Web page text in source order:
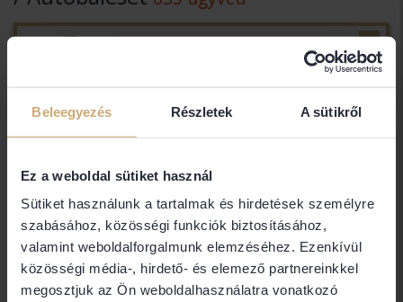
Beleegyezés Részletek A sütikről
Ez a weboldal sütiket használ
Sütiket használunk a tartalmak és hirdetések személyre
szabásához, közösségi funkciók biztosításához,
valamint weboldalforgalmunk elemzéséhez. Ezenkívül
közösségi média-, hirdető- és elemező partnereinkkel
megosztjuk az Ön weboldalhasználatra vonatkozó
dr. Györgyfi Judit
Dr. Györgyfi Judit Ügyvédi Iroda
3000 Hatvan
Dr. Győrváry Brigitta
Ágnes
GYŐRVÁRY ÜGYVÉDI IRODA
1027 Budapest